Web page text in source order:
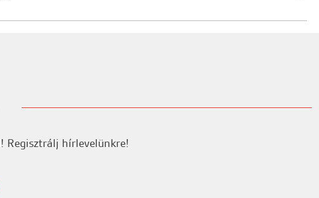
az értékeléshez.
Regisztrálj hírlevelünkre!